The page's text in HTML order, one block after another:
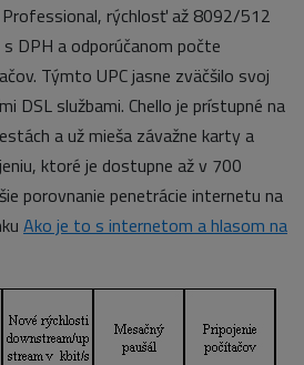
Professional, rýchlosť až 8092/512
DPH a odporúčanom počte
Týmto UPC jasne zväčšilo svoj
DSL službami. Chello je prístupné na
a už mieša závažne karty a
ktoré je dostupne až v 700
porovnanie penetrácie internetu na
Ako je to s internetom a hlasom na